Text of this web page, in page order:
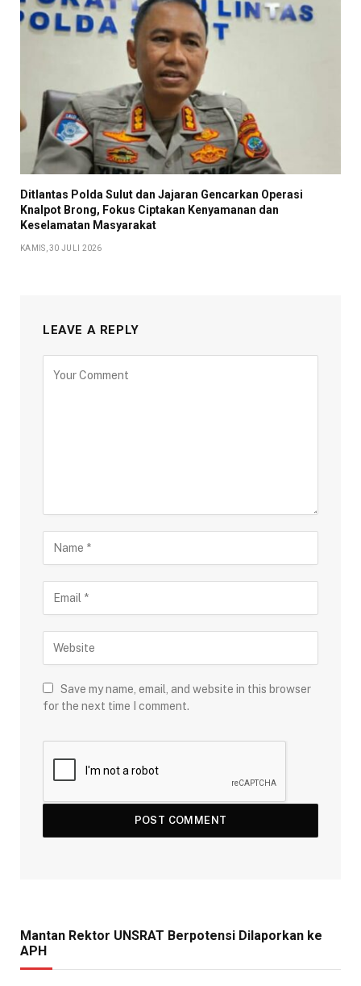
Ditlantas Polda Sulut dan Jajaran Gencarkan Operasi
Knalpot Brong, Fokus Ciptakan Kenyamanan dan
Keselamatan Masyarakat
KAMIS, 30 JULI 2026
LEAVE A REPLY
Save my name, email, and website in this browser
for the next time I comment.
Mantan Rektor UNSRAT Berpotensi Dilaporkan ke
APH